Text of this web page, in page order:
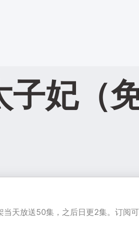
子妃（
天放送50集，之后日更2集。订阅